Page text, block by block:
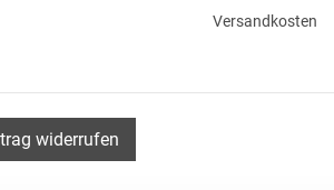
Versandkosten
widerrufen